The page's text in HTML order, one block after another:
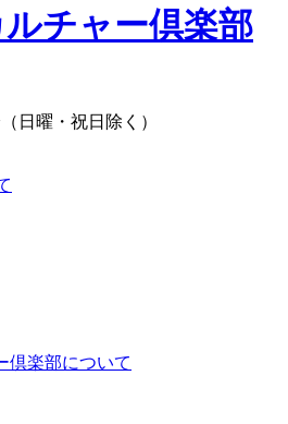
日曜・祝日除く）
倶楽部について